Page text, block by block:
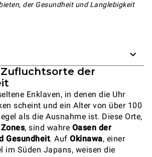
der Gesundheit und Langlebigkeit
Zufluchtsorte der
Enklaven, in denen die Uhr
scheint und ein Alter von über 100
als die Ausnahme ist. Diese Orte,
, sind wahre Oasen der
Gesundheit. Auf Okinawa, einer
im Süden Japans, weisen die